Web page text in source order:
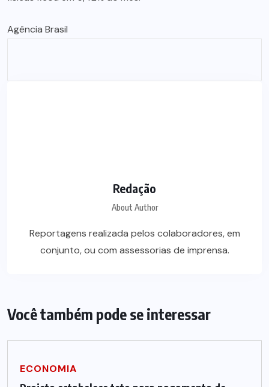
Agência Brasil
Redação
About Author
Reportagens realizada pelos colaboradores, em
conjunto, ou com assessorias de imprensa.
Você também pode se interessar
ECONOMIA